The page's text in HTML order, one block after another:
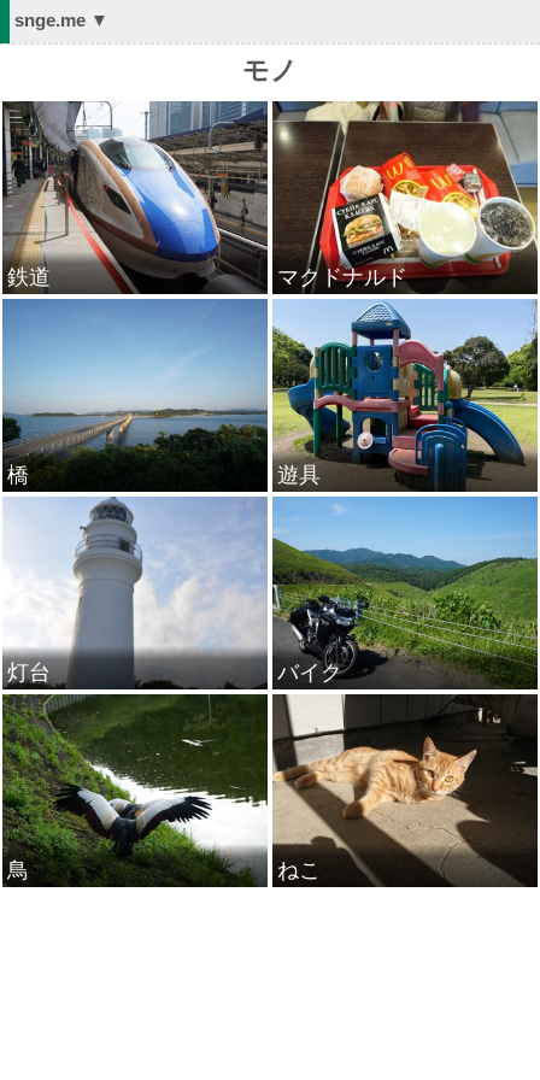
snge.me ▼
モノ
鉄道 マクドナルド
橋 遊具
灯台 バイク
鳥 ねこ